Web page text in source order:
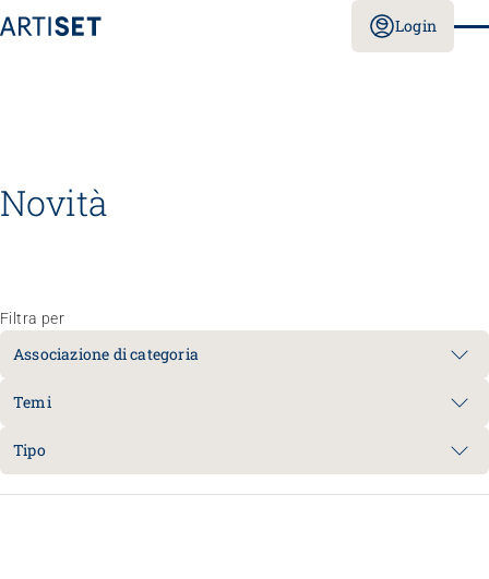
Login
Novità
Filtra per
Associazione di categoria
Temi
Tipo